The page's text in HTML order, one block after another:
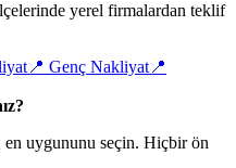
yerel firmalardan teklif
📍 Genç Nakliyat 📍
en uygununu seçin. Hiçbir ön